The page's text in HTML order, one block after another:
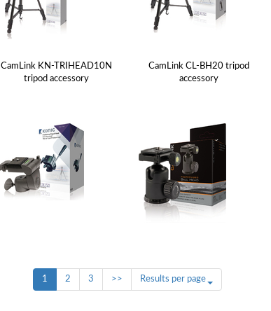
CamLink KN-TRIHEAD10N
tripod accessory
CamLink CL-BH20 tripod
accessory
1 2 3 >> Results per page